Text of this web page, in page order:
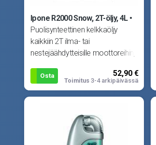
Ipone R2000 Snow, 2T-öljy, 4L
Puolisynteettinen kelkkaöljy
kaikkiin 2T ilma- tai
nestejäähdytteisille moottoreihin,
Osta 52,90 €
Toimitus 3-4 arkipäivässä